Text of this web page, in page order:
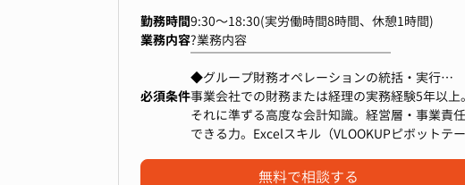
● 資本政策の実行支援:
- エクイティストーリーの策定に関与
● デットファイナンス支援:
- 金融機関との折衝、融資契約関連業務
⑦IPO（新規株式公開）準備業務（CFO補佐）
● 上場準備体制の構築:
【本ポジションの魅力】
・事業成長に応じて関連業務の範囲拡大や深化
・経営陣のコーポレート機能やコンプライアン
・取締役CFO、執行役員管理本部長はじめ、経
・コーポレート領域は人的ストレスなく非常に
・財務経理領域を基盤とした幅広い業務経験
・コーポレート領域は人的ストレスなく非常に
【仕事を通して得られるもの】
・財務経理領域を基盤とした幅広い業務経験
・専門領域（MA（連結）、国際会計基準、開
ッジの深化
・組織マネジメント能力
・エクイティファイナンスとIR
・経理に限らずいくつかの領域を経験した後に管
【働き方】
残業20時間程度
リモートワーク導入（但しオンボーディング期
勤務時間9:30～18:30(実労働時間8時間、休憩1時間)
業務内容?業務内容
￣￣￣￣￣￣￣￣￣￣￣￣￣￣￣￣
◆グループ財務オペレーションの統括・実行
・グループ全体の資金繰り管理（実績把握・
・金融機関との実務交渉（融資実行、条件交
・グループ各社間の資金移動やキャッシュポ
◆経営の意思決定を支える分析と提言
必須条件事業会社での財務または経理の実務経験5年以
それに準ずる高度な会計知識。経営層・事業責
できる力。Excelスキル（VLOOKUPピボットテ
無料で相談する